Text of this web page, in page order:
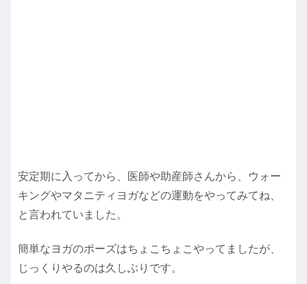
安定期に入ってから、医師や助産師さんから、ウォー
キングやマタニティヨガなどの運動をやってみてね、
と言われていました。
簡単なヨガのポーズはちょこちょこやってましたが、
じっくりやるのは久しぶりです。